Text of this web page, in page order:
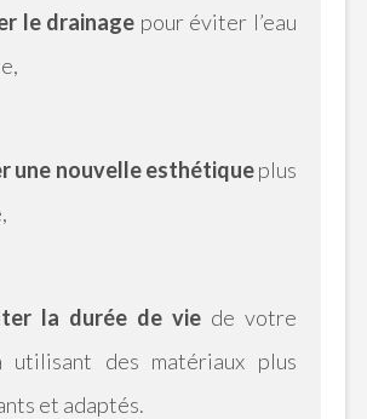
le drainage pour éviter l’eau
une nouvelle esthétiqueplus
la durée de vie de votre
utilisant des matériaux plus
et adaptés.